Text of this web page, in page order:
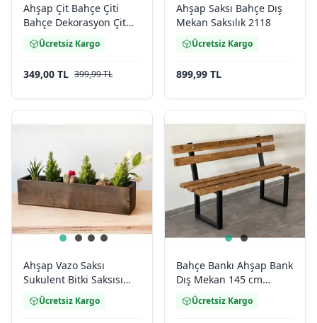
Ahşap Çit Bahçe Çiti
Bahçe Dekorasyon Çit
2065
Ücretsiz Kargo
349,00 TL 399,99 TL
Ahşap Saksı Bahçe Dış
Mekan Saksılık 2118
Ücretsiz Kargo
899,99 TL
Ahşap Vazo Saksı
Sukulent Bitki Saksısı
2056
Ücretsiz Kargo
Bahçe Bankı Ahşap Bank
Dış Mekan 145 cm
Koltuk 2002
Ücretsiz Kargo